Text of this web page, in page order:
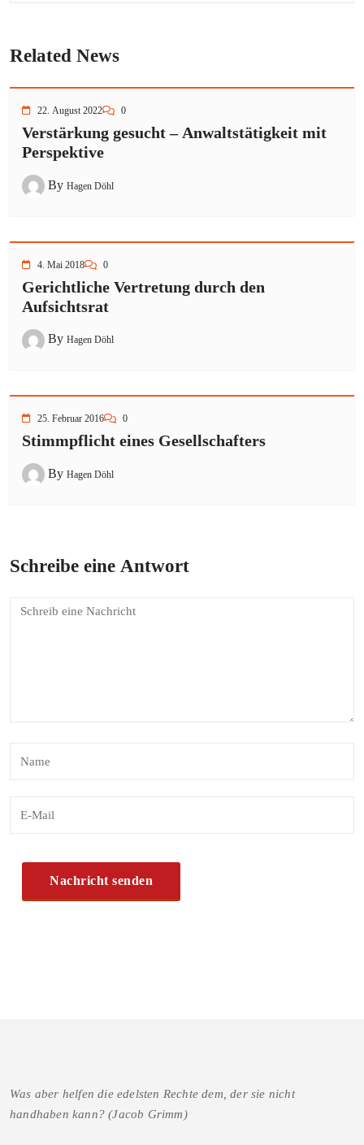
Related News
22. August 2022 0
Verstärkung gesucht – Anwaltstätigkeit mit
Perspektive
By Hagen Döhl
4. Mai 2018 0
Gerichtliche Vertretung durch den
Aufsichtsrat
By Hagen Döhl
25. Februar 2016 0
Stimmpflicht eines Gesellschafters
By Hagen Döhl
Schreibe eine Antwort
Was aber helfen die edelsten Rechte dem, der sie nicht
handhaben kann? (Jacob Grimm)